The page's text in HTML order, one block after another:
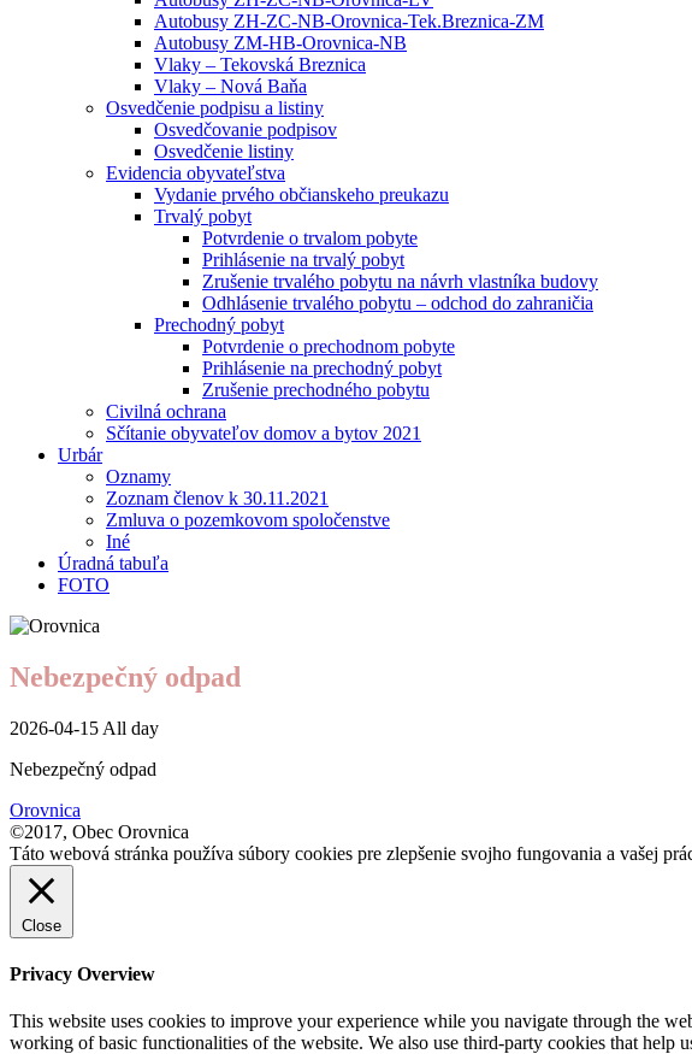
Autobusy ZH-ZC-NB-Orovnica-Tek.Breznica-ZM
Autobusy ZM-HB-Orovnica-NB
Vlaky – Tekovská Breznica
Vlaky – Nová Baňa
Osvedčenie podpisu a listiny
Osvedčovanie podpisov
Osvedčenie listiny
Evidencia obyvateľstva
Vydanie prvého občianskeho preukazu
Trvalý pobyt
Potvrdenie o trvalom pobyte
Prihlásenie na trvalý pobyt
Zrušenie trvalého pobytu na návrh vlastníka budovy
Odhlásenie trvalého pobytu – odchod do zahraničia
Prechodný pobyt
Potvrdenie o prechodnom pobyte
Prihlásenie na prechodný pobyt
Zrušenie prechodného pobytu
Civilná ochrana
Sčítanie obyvateľov domov a bytov 2021
Urbár
Oznamy
Zoznam členov k 30.11.2021
Zmluva o pozemkovom spoločenstve
Iné
Úradná tabuľa
FOTO
Nebezpečný odpad
2026-04-15 All day
Nebezpečný odpad
Orovnica
©2017, Obec Orovnica
Táto webová stránka používa súbory cookies pre zlepšenie svojho fungovania a vašej
Close
Privacy Overview
This website uses cookies to improve your experience while you navigate through the
working of basic functionalities of the website. We also use third-party cookies that